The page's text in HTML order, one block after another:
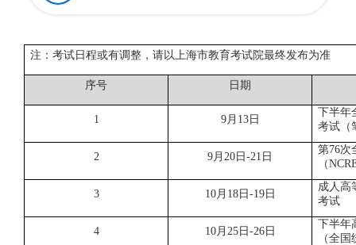
注：考试日程或有调整，请以上海市教育考试院最终发布为准
序号 日期
1 9月13日
下半年
考试（
2 9月20日-21日
第76次
（
3 10月18日-19日
成人高
考试
4 10月25日 -26日
下半年
（全